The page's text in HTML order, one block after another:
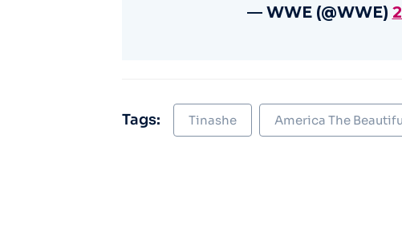
— WWE (@WWE)
Tags: Tinashe America The